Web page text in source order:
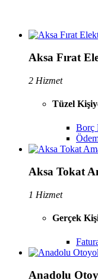
Aksa Fırat
2 Hizmet
Tüzel
Borç
Aksa Tokat
1 Hizmet
Gerçek
Anadolu